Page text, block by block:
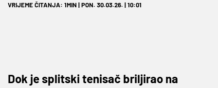
VRIJEME ČITANJA: 1MIN | PON. 30.03.26. | 10:01
Dok je splitski tenisač briljirao na